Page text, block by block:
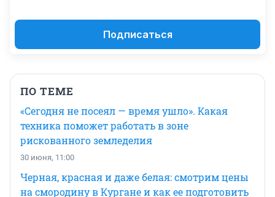
Подписаться
ПО ТЕМЕ
«Сегодня не посеял — время ушло». Какая
техника поможет работать в зоне
рискованного земледелия
30 июня, 11:00
Черная, красная и даже белая: смотрим цены
на смородину в Кургане и как ее подготовить